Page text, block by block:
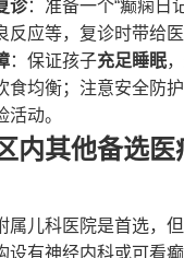
诊：准备一个“癫痫日
反应等，复诊时带给医
：保证孩子充足睡眠
食均衡；注意安全防
动。
内其他备选医
属儿科医院是首选，
设有神经内科或可看